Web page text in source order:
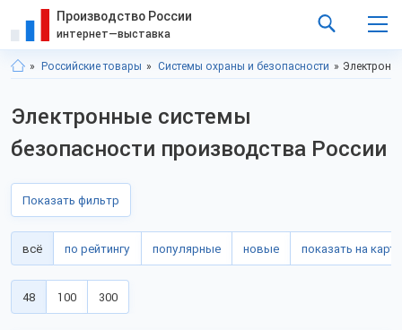
Производство России
интернет—выставка
Российские товары Системы охраны и безопасности
Электронные системы
безопасности производства России
Показать фильтр
всё по рейтингу популярные новые показать на карте
48 100 300